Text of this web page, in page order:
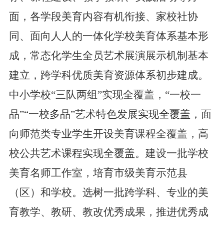
面，各学段美育内容有机衔接、家校社协
同、面向人人的一体化学校美育体系基本形
成，常态化学生全员艺术展演展示机制基本
建立，跨学科优质美育资源体系初步建成。
中小学校“三队两组”实现全覆盖，“一校一
品”“一校多品”艺术特色发展实现全覆盖，面
向师范类专业学生开设美育课程全覆盖，高
校公共艺术课程实现全覆盖。建设一批学校
美育名师工作室，培育市级美育示范县
（区）和学校。选树一批跨学科、专业的美
育教学、教研、教改优秀成果，推进优秀成